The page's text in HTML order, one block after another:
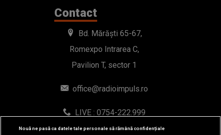
Contact
Bd. Mărăști 65-67,
Romexpo Intrarea C,
Pavilion T, sector 1
office@radioimpuls.ro
LIVE : 0754-222.999
WhatsApp: 0754-222.999
Nouă ne pasă ca datele tale personale să rămână confidențiale